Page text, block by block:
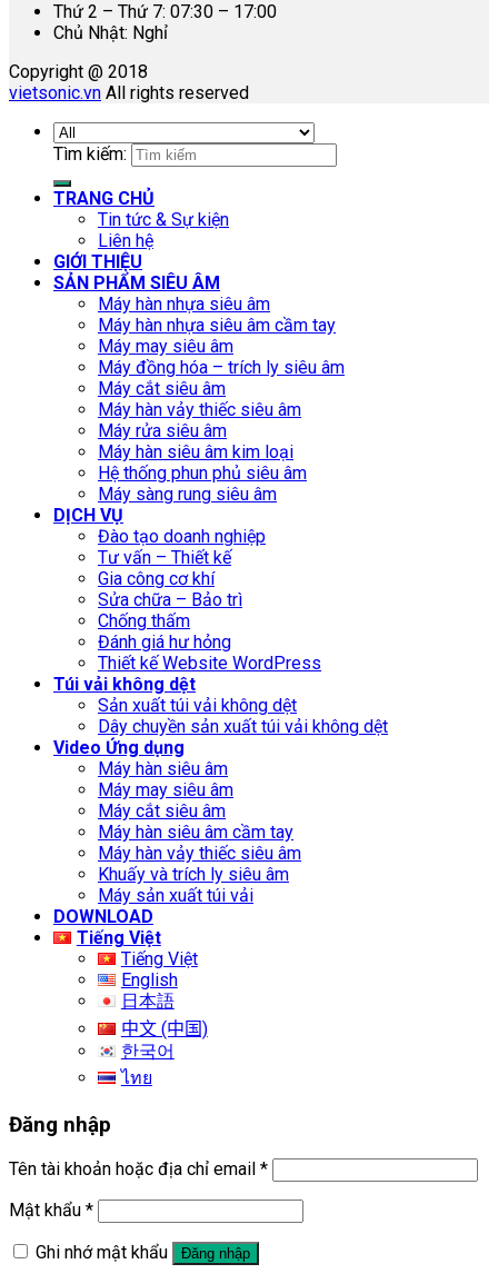
Thứ 2 – Thứ 7: 07:30 – 17:00
Chủ Nhật: Nghỉ
Copyright @ 2018
vietsonic.vn All rights reserved
Tìm kiếm:
TRANG CHỦ
Tin tức & Sự kiện
Liên hệ
GIỚI THIỆU
SẢN PHẨM SIÊU ÂM
Máy hàn nhựa siêu âm
Máy hàn nhựa siêu âm cầm tay
Máy may siêu âm
Máy đồng hóa – trích ly siêu âm
Máy cắt siêu âm
Máy hàn vảy thiếc siêu âm
Máy rửa siêu âm
Máy hàn siêu âm kim loại
Hệ thống phun phủ siêu âm
Máy sàng rung siêu âm
DỊCH VỤ
Đào tạo doanh nghiệp
Tư vấn – Thiết kế
Gia công cơ khí
Sửa chữa – Bảo trì
Chống thấm
Đánh giá hư hỏng
Thiết kế Website WordPress
Túi vải không dệt
Sản xuất túi vải không dệt
Dây chuyền sản xuất túi vải không dệt
Video Ứng dụng
Máy hàn siêu âm
Máy may siêu âm
Máy cắt siêu âm
Máy hàn siêu âm cầm tay
Máy hàn vảy thiếc siêu âm
Khuấy và trích ly siêu âm
Máy sản xuất túi vải
DOWNLOAD
Tiếng Việt
Tiếng Việt
English
日本語
中文 (中国)
한국어
ไทย
Đăng nhập
Tên tài khoản hoặc địa chỉ email *
Mật khẩu *
Ghi nhớ mật khẩu
Đăng nhập